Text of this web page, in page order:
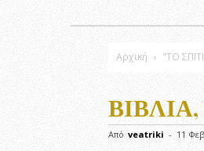
Αρχική "ΤΟ
Από veatriki - 11